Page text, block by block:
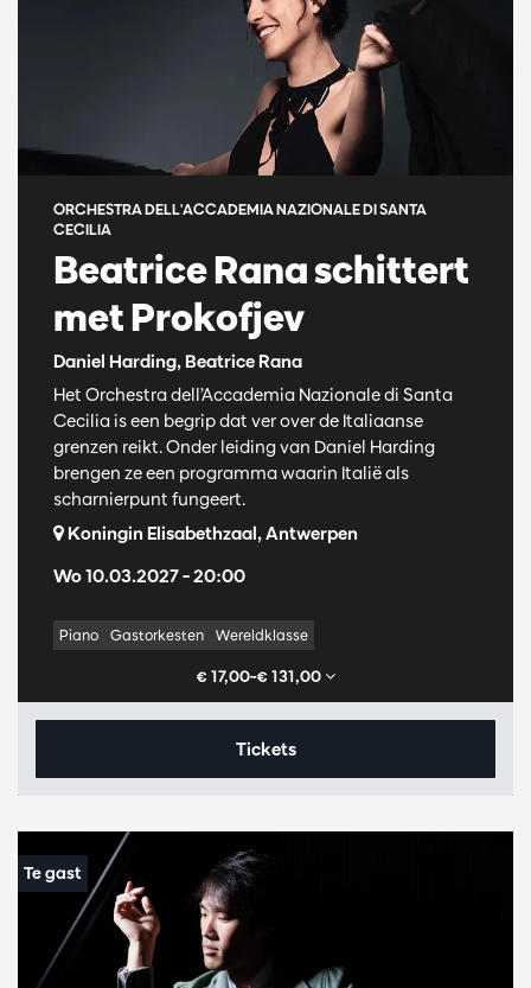
Beatrice Rana schittert
met Prokofjev
Daniel Harding, Beatrice Rana
ORCHESTRA DELL'ACCADEMIA NAZIONALE DI SANTA
CECILIA
Wo 10.03.2027– 20:00
Het Orchestra dell’Accademia Nazionale di Santa
Cecilia is een begrip dat ver over de Italiaanse
grenzen reikt. Onder leiding van Daniel Harding
brengen ze een programma waarin Italië als
scharnierpunt fungeert.
Koningin Elisabethzaal, Antwerpen
Piano Gastorkesten Wereldklasse
€ 17,00–€ 131,00
Tickets